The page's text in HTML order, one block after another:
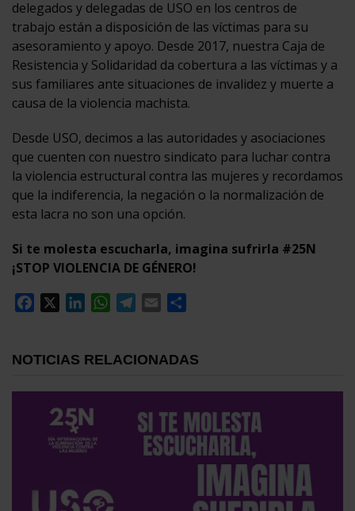
delegados y delegadas de USO en los centros de
trabajo están a disposición de las víctimas para su
asesoramiento y apoyo. Desde 2017, nuestra Caja de
Resistencia y Solidaridad da cobertura a las víctimas y a
sus familiares ante situaciones de invalidez y muerte a
causa de la violencia machista.
Desde USO, decimos a las autoridades y asociaciones
que cuenten con nuestro sindicato para luchar contra
la violencia estructural contra las mujeres y recordamos
que la indiferencia, la negación o la normalización de
esta lacra no son una opción.
Si te molesta escucharla, imagina sufrirla #25N
¡STOP VIOLENCIA DE GÉNERO!
Facebook
LinkedInWhatsApp
Telegram
Email
NOTICIAS RELACIONADAS